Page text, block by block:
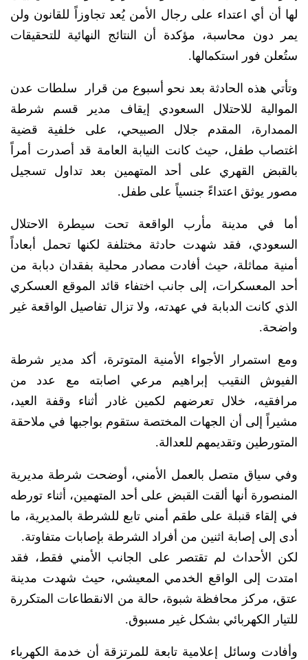
لها أن أي اعتداء على رجال الأمن يُعد تجاوزاً للقانون ولن
يمر دون محاسبة، مؤكدة أن النتائج النهائية للتحقيقات
ستُعلن فور استكمالها.
وتأتي هذه الحادثة بعد نحو أسبوع من قرار سلطات عدن
الموالية للاحتلال السعودي إيقاف مدير قسم شرطة
الممدارة، المقدم جلال الصبيحي، على خلفية قضية
اغتصاب طفل، حيث كانت النيابة العامة قد أصدرت أمراً
بالقبض القهري على أحد المتهمين بعد تداول تسجيل
مصور يوثق اعتداءً جنسياً على طفل.
أما في مدينة مأرب الواقعة تحت سيطرة الاحتلال
السعودي، فقد شهدت حادثة مختلفة لكنها تحمل أبعاداً
أمنية مماثلة، حيث أفادت مصادر محلية بفقدان دبابة من
أحد المعسكرات، إلى جانب اختفاء قائد الموقع العسكري
الذي كانت الدبابة في عهدته، ولا تزال تفاصيل الواقعة غير
واضحة.
ومع استمرار الأجواء الأمنية المتوترة، أكد مدير شرطة
الفيوش النقيب إبراهيم مرعي اصابته مع عدد من
مرافقيه، خلال تعرضهم لكمين غادر أثناء وقفة العيد،
مشيراً إلى أن الجهات المختصة ستقوم بواجبها في ملاحقة
المتورطين وتقديمهم للعدالة.
وفي سياق متصل بالعمل الأمني، أوضحت شرطة مديرية
المنصورة أنها ألقت القبض على أحد المتهمين، أثناء تورطه
في إلقاء قنبلة على طقم أمني تابع للشرطة بالمديرية، ما
أدى إلى إصابة اثنين من أفراد الشرطة بإصابات متفاوتة.
لكن الأحداث لم تقتصر على الجانب الأمني فقط، فقد
امتدت إلى الواقع الخدمي المعيشي، حيث شهدت مدينة
عتق، مركز محافظة شبوة، حالة من الانقطاعات المتكررة
للتيار الكهربائي بشكل غير مسبوق.
وأفادت وسائل إعلامية تابعة للمرتزقة أن خدمة الكهرباء